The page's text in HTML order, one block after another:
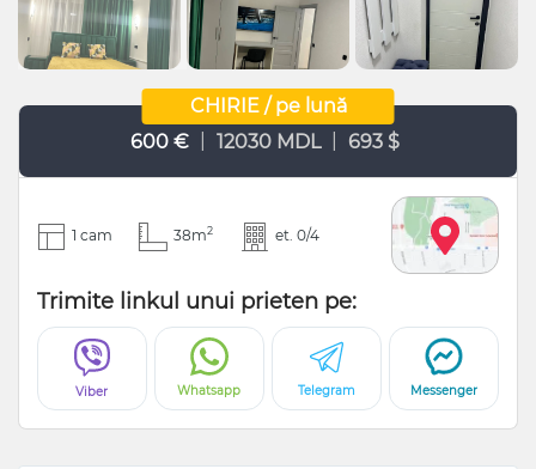
CHIRIE / pe lună
600 €
12030 MDL 693 $
1 cam 38m2 et. 0/4
Trimite linkul unui prieten pe:
Viber Whatsapp Telegram Messenger